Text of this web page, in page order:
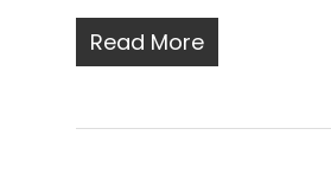
Read More